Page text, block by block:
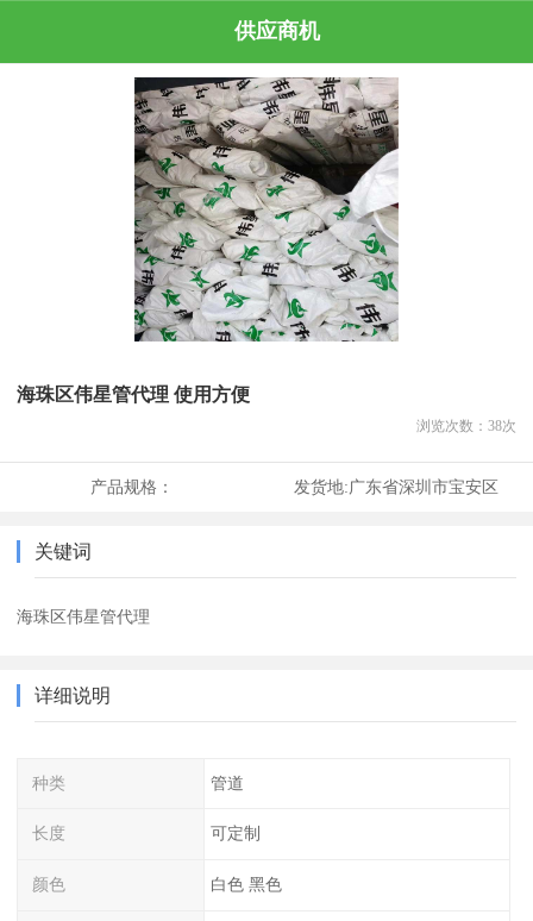
供应商机
海珠区伟星管代理 使用方便
浏览次数： 38次
产品规格： 发货地:广东省深圳市宝安区
关键词
海珠区伟星管代理
详细说明
种类 管道
长度 可定制
颜色 白色 黑色